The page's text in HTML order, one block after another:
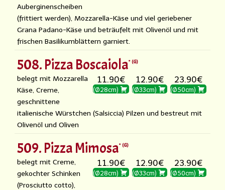
Auberginenscheiben
(frittiert werden), Mozzarella-Käse und viel geriebener
Grana Padano-Käse und beträufelt mit Olivenöl und mit
frischen Basilikumblättern garniert.
508. Pizza Boscaiola G
11.90€
(Ø28cm)
12.90€
(Ø33cm)
23.90€
(Ø50cm)
belegt mit Mozzarella
Käse, Creme,
geschnittene
italienische Würstchen (Salsiccia) Pilzen und bestreut mit
Olivenöl und Oliven
509. Pizza Mimosa G
11.90€
(Ø28cm)
12.90€
(Ø33cm)
23.90€
(Ø50cm)
belegt mit Creme,
gekochter Schinken
(Prosciutto cotto),